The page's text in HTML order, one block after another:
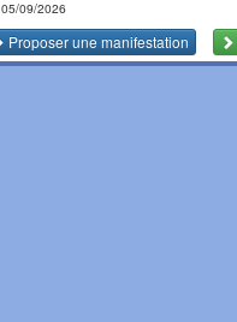
09/2026
Proposer une manifestation